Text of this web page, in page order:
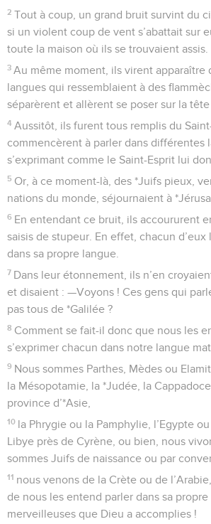
2 Tout à coup, un grand bruit survint du
si un violent coup de vent s’abattait sur
toute la maison où ils se trouvaient assis.
3 Au même moment, ils virent apparaître
langues qui ressemblaient à des
séparèrent et allèrent se poser sur la tête
4 Aussitôt, ils furent tous remplis du
commencèrent à parler dans différentes
s’exprimant comme le Saint-Esprit lui
5 Or, à ce moment-là, des *Juifs pieux,
nations du monde, séjournaient à
6 En entendant ce bruit, ils accoururent
saisis de stupeur. En effet, chacun
dans sa propre langue.
7 Dans leur étonnement, ils n’en
et disaient : —Voyons ! Ces gens qui
pas tous de *Galilée ?
8 Comment se fait-il donc que nous les
s’exprimer chacun dans notre langue
9 Nous sommes Parthes, Mèdes ou
la Mésopotamie, la *Judée, la
province d’*Asie,
10 la Phrygie ou la Pamphylie, l’Egypte
Libye près de Cyrène, ou bien, nous
sommes Juifs de naissance ou par
11 nous venons de la Crète ou de
de nous les entend parler dans sa
merveilleuses que Dieu a accomplies !